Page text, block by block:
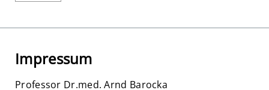
Impressum
Professor Dr.med. Arnd Barocka